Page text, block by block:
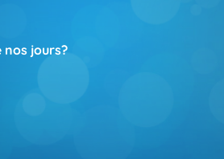
nos jours?